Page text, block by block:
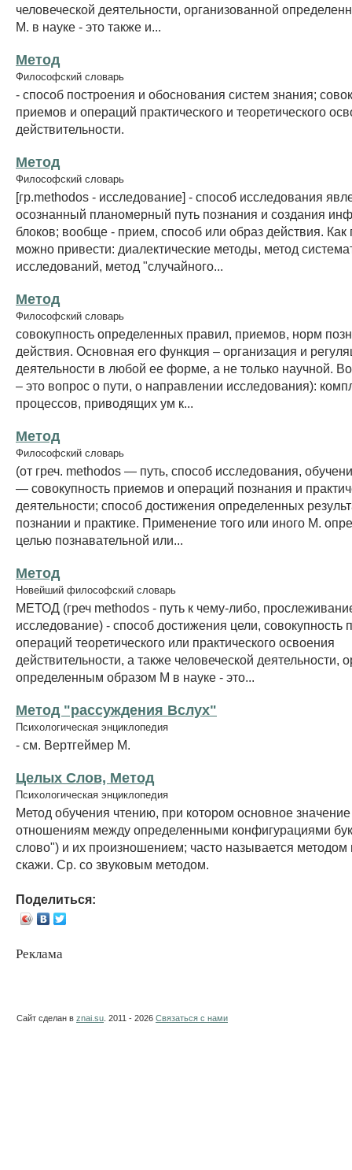
человеческой деятельности, организованной
М. в науке - это также и...
Метод
Философский словарь
- способ построения и обоснования систем знания;
приемов и операций практического и теоретического
действительности.
Метод
Философский словарь
[гр.methodos - исследование] - способ исследования
осознанный планомерный путь познания и создания
блоков; вообще - прием, способ или образ действия.
можно привести: диалектические методы, метод
исследований, метод "случайного...
Метод
Философский словарь
совокупность определенных правил, приемов, норм
действия. Основная его функция – организация и
деятельности в любой ее форме, а не только научной.
– это вопрос о пути, о направлении исследования):
процессов, приводящих ум к...
Метод
Философский словарь
(от греч. methodos — путь, способ исследования,
— совокупность приемов и операций познания и
деятельности; способ достижения определенных
познании и практике. Применение того или иного М.
целью познавательной или...
Метод
Новейший философский словарь
МЕТОД (греч methodos - путь к чему-либо,
исследование) - способ достижения цели, совокупность
операций теоретического или практического освоения
действительности, а также человеческой деятельности,
определенным образом М в науке - это...
Метод "рассуждения Вслух"
Психологическая энциклопедия
- см. Вертгеймер М.
Целых Слов, Метод
Психологическая энциклопедия
Метод обучения чтению, при котором основное значение
отношениям между определенными конфигурациями
слово") и их произношением; часто называется методом
скажи. Ср. со звуковым методом.
Поделиться:
Реклама
Сайт сделан в znai.su . 2011 - 2026 Связаться с нами